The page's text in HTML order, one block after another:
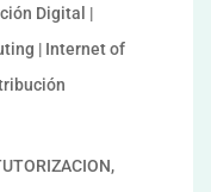
Digital |
| Internet of